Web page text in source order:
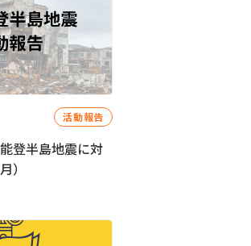
活動報告
登半島地震に対
）